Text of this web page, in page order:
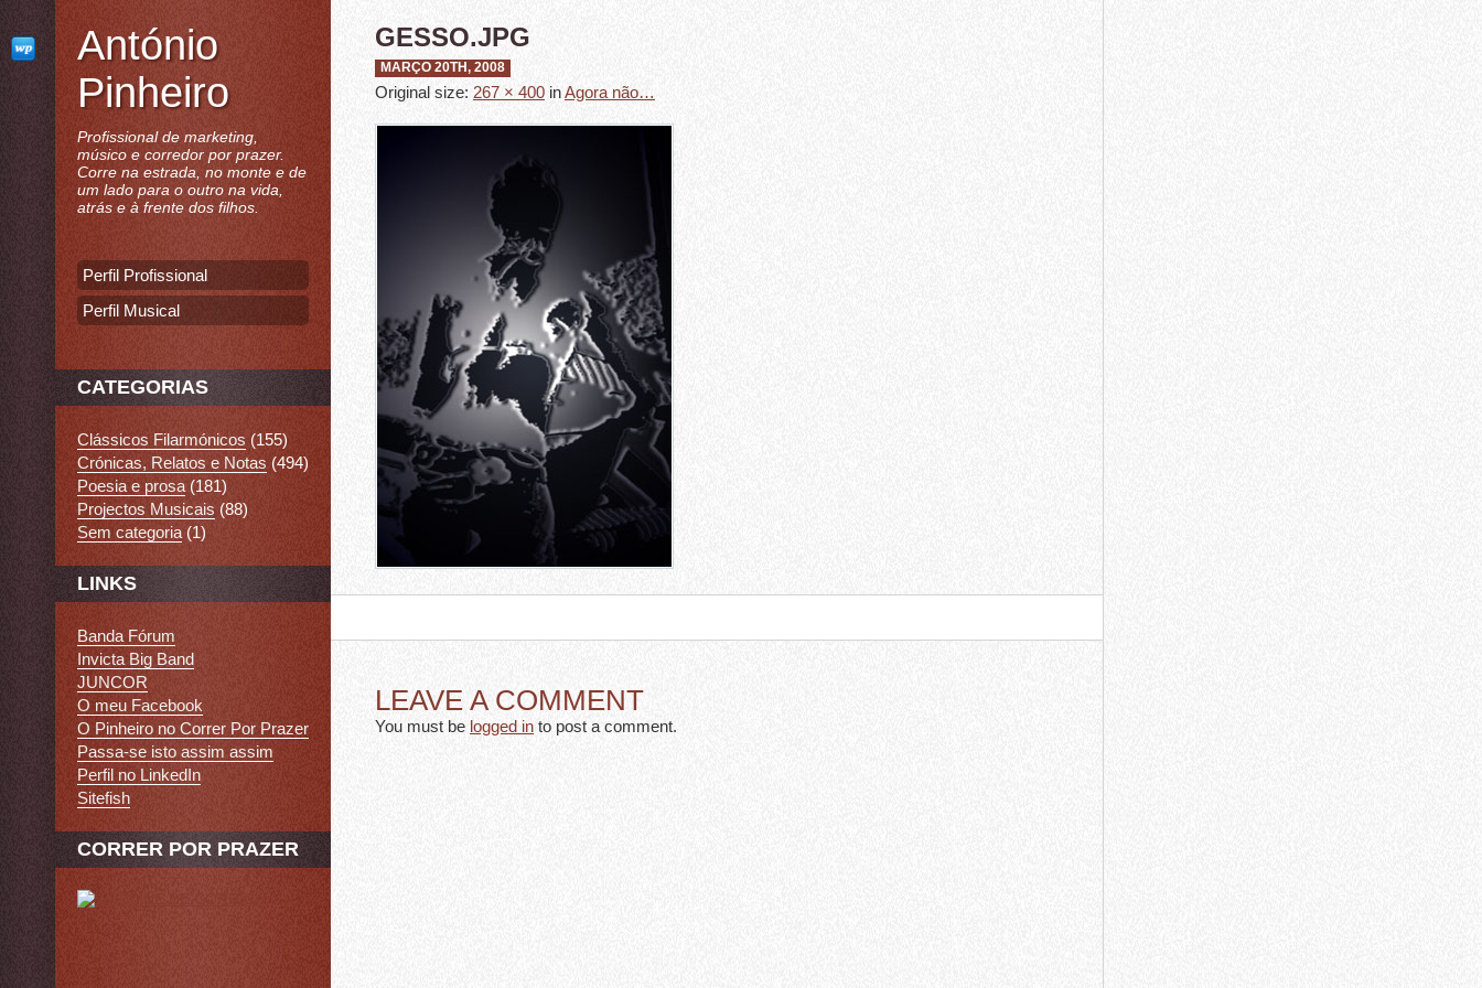
GESSO.JPG
MARÇO 20TH, 2008
Original size: 267 × 400 inAgora não…
LEAVE A COMMENT
You must be logged in to post a comment.
António
Pinheiro
Profissional de marketing,
músico e corredor por prazer.
Corre na estrada, no monte e de
um lado para o outro na vida,
atrás e à frente dos filhos.
Perfil Profissional
Perfil Musical
CATEGORIAS
Clássicos Filarmónicos (155)
Crónicas, Relatos e Notas (494)
Poesia e prosa (181)
Projectos Musicais (88)
Sem categoria (1)
LINKS
Banda Fórum
Invicta Big Band
JUNCOR
O meu Facebook
O Pinheiro no Correr Por Prazer
Passa-se isto assim assim
Perfil no LinkedIn
Sitefish
CORRER POR PRAZER